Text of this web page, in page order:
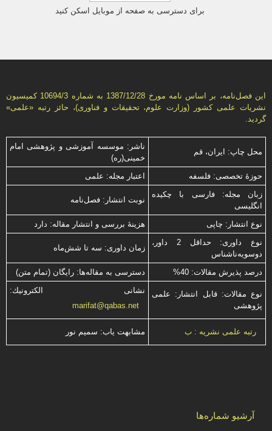
برای دسترسی به صفحه از موبایل اسکن کنید
این فصل‌نامه، بر اساس نامه مورخ 1387/12/28 به شماره 10694/3 كمیسیون
نشریات علمی كشور (وزارت علوم، تحقیقات و فناوری)، حائز رتبه «علمی»
گردید.
محل چاپ: ایران، قم
ناشر: موسسه آموزشی و پژوهشی امام
خمینی(ره)
حوزۀ تخصصی: فلسفه
اعتبار مجله: علمی
زبان مجله: فارسی با چكیده
انگلیسی
نوبت انتشار: فصل‌نامه
نوع انتشار: چاپی
هزینۀ بررسی و انتشار مقاله: دارد
نوع داوری: حداقل 2 داور،
دوسویه‌ناشناس
زمان داوری: سه تا شش‌ماه
درصد پذیرش مقالات: 40% دسترسی به مقاله‌ها: رایگان (تمام متن)
نوع مقالات: قابل انتشار: علمی
پژوهشی
نشانی الكترونیك:
marifat@qabas.net
رتبه علمی نشریه : ب مشابهت ياب: سميم نور
آرشیو شماره‌ها